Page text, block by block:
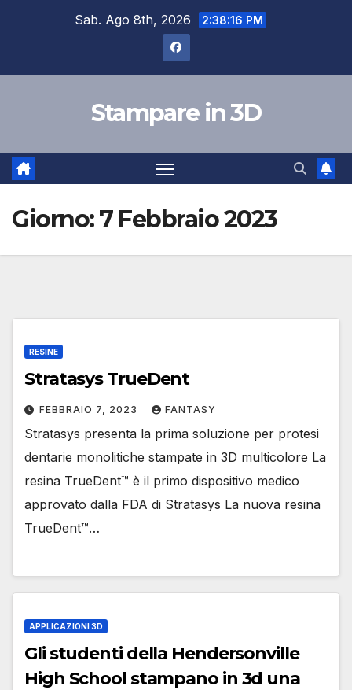
Sab. Ago 8th, 2026 2:38:17 PM
Stampare in 3D
Giorno:7 Febbraio 2023
RESINE
Stratasys TrueDent
FEBBRAIO 7, 2023 FANTASY
Stratasys presenta la prima soluzione per protesi
dentarie monolitiche stampate in 3D multicolore La
resina TrueDent™ è il primo dispositivo medico
approvato dalla FDA di Stratasys La nuova resina
TrueDent™…
APPLICAZIONI 3D
Gli studenti della Hendersonville
High School stampano in 3d una